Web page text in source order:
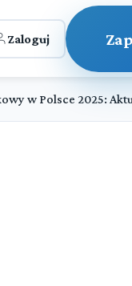
Zaloguj
w Polsce 2025: